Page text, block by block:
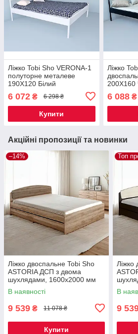
Ліжко Tobi Sho VERONA-1
полуторне металеве
190X120 Білий
6 072 ₴ 6 298 ₴
Купити
Ліжко
200X160
6 088₴
Акційні пропозиції та новинки
–14%
Ліжко двоспальне Tobi Sho
ASTORIA ДСП з двома
шухлядами, 1600х2000 мм
Дуб сонома/Дуб трюфель
В наявності
9 539 ₴ 11 078 ₴
Купити
Топ
Ліжко
Венге
В
9